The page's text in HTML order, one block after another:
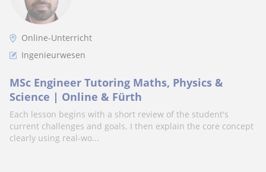
Online-Unterricht
Ingenieurwesen
MSc Engineer Tutoring Maths, Physics &
Science | Online & Fürth
Each lesson begins with a short review of the student's
current challenges and goals. I then explain the core concept
clearly using real-wo...